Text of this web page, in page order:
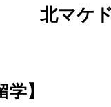
北マケ
学】